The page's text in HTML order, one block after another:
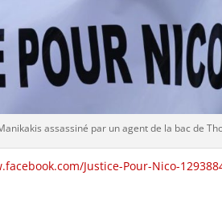
assassiné par un agent de la bac de
Justice-Pour-Nico-